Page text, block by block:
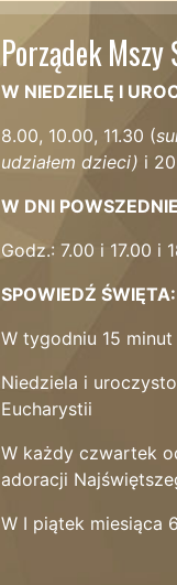
Porządek
W NIEDZIELĘ I
8.00, 10.00, 11.30 (
udziałem dzieci) i
W DNI
Godz.: 7.00 i 17.00 i
SPOWIEDŹ ŚWIĘTA:
W tygodniu 15
Niedziela i
Eucharystii
W każdy czwartek
adoracji
W I piątek miesiąca